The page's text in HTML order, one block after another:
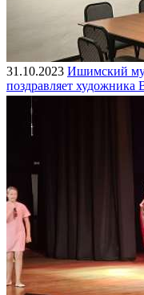
31.10.2023 Ишимский
поздравляет